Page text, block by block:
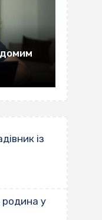
із
у